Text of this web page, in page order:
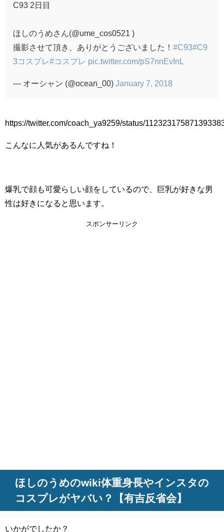
C93 2日目
ほしのうめさん(@ume_cos0521 )
撮影させて頂き、ありがとうございました！ #C93#C9
3コスプレ#コスプレ pic.twitter.com/pS7nnEvInL
— オーシャン (@ocean_00) January 7, 2018
https://twitter.com/coach_ya9259/status/
こんなに人気があるんですね！
爆乳で顔も可愛らしい顔をしているので、巨乳が好きな男
性は好きになると思います。
スポンサーリンク
ほしのうめのwiki体重身長やインスタの
コスプレがヤバい？【有吉反省会】
いかがでしたか？